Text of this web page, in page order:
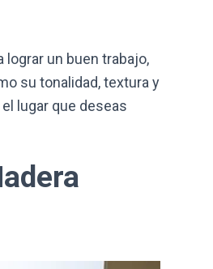
lograr un buen trabajo,
su tonalidad, textura y
lugar que deseas